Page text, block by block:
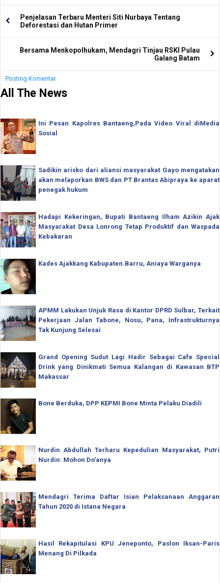
Penjelasan Terbaru Menteri Siti Nurbaya Tentang
Deforestasi dan Hutan Primer
Bersama Menkopolhukam, Mendagri Tinjau RSKI Pulau
Galang Batam
Posting Komentar
All The News
Ini Pesan Kapolres Bantaeng,Pada Video Viral diMedia
Sosial
Sadikin arisko dari aliansi masyarakat Gayo mengatakan
akan melaporkan BWS dan PT Brantas Abipraya ke aparat
penegak hukum
Hadapi Kekeringan, Bupati Bantaeng Ilham Azikin Ajak
Masyarakat Desa Lonrong Tetap Produktif dan Waspada
Kebakaran
Kades Ajakkang Kabupaten.Barru, Aniaya Warganya
APMM Lakukan Unjuk Rasa di Kantor DPRD Sulbar, Terkait
Pekerjaan Jalan Tabone, Nosu, Pana, Infrastrukturnya
Tak Kunjung Selesai
Grand Opening Sudut Lagi Hadir Sebagai Cafe Special
Drink yang Dinikmati Semua Kalangan di Kawasan BTP
Makassar
Bone Berduka, DPP KEPMI Bone Minta Pelaku Diadili
Nurdin Abdullah Terharu Kepedulian Masyarakat, Putri
Nurdin: Mohon Do'anya
Mendagri Terima Daftar Isian Pelaksanaan Anggaran
Tahun 2020 di Istana Negara
Hasil Rekapitulasi KPU Jeneponto, Paslon Iksan-Paris
Menang Di Pilkada